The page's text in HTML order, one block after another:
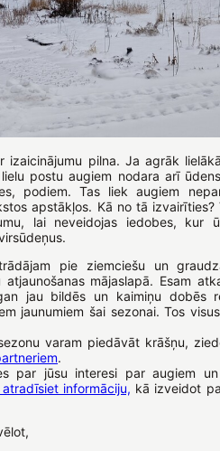
izaicinājumu pilna. Ja agrāk
postu augiem nodara arī
podiem. Tas liek augiem
apstākļos. Kā no tā izvairīties?
lai neveidojas iedobes, kur
pie ziemciešu un
mājaslapā. Esam
jau bildēs un kaimiņu dobēs
jaunumiem šai sezonai. Tos
varam piedāvāt krāšņu,
.
par jūsu interesi par augiem
informāciju, kā izveidot